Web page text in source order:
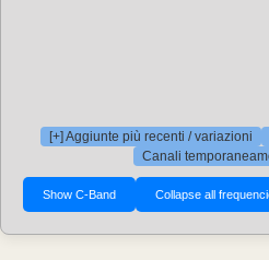
[+] Aggiunte più recenti / variazioni
Canali